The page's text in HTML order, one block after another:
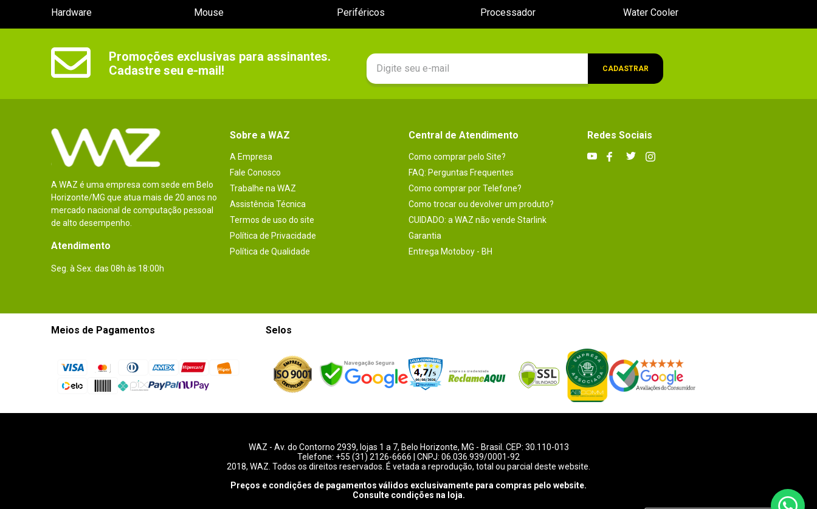
Hardware
Mouse
Periféricos
Processador
Water Cooler
Promoções exclusivas para assinantes.
Cadastre seu e-mail!
CADASTRAR
A WAZ é uma empresa com sede em Belo
Horizonte/MG que atua mais de 20 anos no
mercado nacional de computação pessoal
de alto desempenho.
Atendimento
Seg. à Sex. das 08h às 18:00h
Sobre a WAZ
A Empresa
Fale Conosco
Trabalhe na WAZ
Assistência Técnica
Termos de uso do site
Política de Privacidade
Política de Qualidade
Central de Atendimento
Como comprar pelo Site?
FAQ: Perguntas Frequentes
Como comprar por Telefone?
Como trocar ou devolver um produto?
CUIDADO: a WAZ não vende Starlink
Garantia
Entrega Motoboy - BH
Redes Sociais
Meios de Pagamentos Selos
WAZ - Av. do Contorno 2939, lojas 1 a 7, Belo Horizonte, MG - Brasil. CEP: 30.110-013
Telefone: +55 (31) 2126-6666 | CNPJ: 06.036.939/0001-92
2018, WAZ. Todos os direitos reservados. É vetada a reprodução, total ou parcial deste website.
Preços e condições de pagamentos válidos exclusivamente para compras pelo website.
Consulte condições na loja.